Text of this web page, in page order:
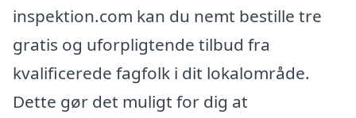
inspektion.com kan du nemt bestille tre
gratis og uforpligtende tilbud fra
kvalificerede fagfolk i dit lokalområde.
Dette gør det muligt for dig at